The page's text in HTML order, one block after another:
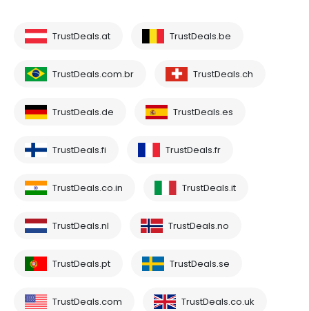
TrustDeals.at TrustDeals.be
TrustDeals.com.br TrustDeals.ch
TrustDeals.de TrustDeals.es
TrustDeals.fi TrustDeals.fr
TrustDeals.co.in TrustDeals.it
TrustDeals.nl TrustDeals.no
TrustDeals.pt TrustDeals.se
TrustDeals.com TrustDeals.co.uk